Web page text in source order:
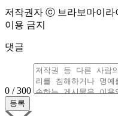
저작권자 ⓒ 브라보마이라
이용 금지
댓글
0 / 300